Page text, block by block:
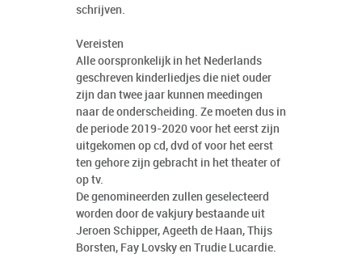
schrijven.
Vereisten
Alle oorspronkelijk in het Nederlands
geschreven kinderliedjes die niet ouder
zijn dan twee jaar kunnen meedingen
naar de onderscheiding. Ze moeten dus in
de periode 2019-2020 voor het eerst zijn
uitgekomen op cd, dvd of voor het eerst
ten gehore zijn gebracht in het theater of
op tv.
De genomineerden zullen geselecteerd
worden door de vakjury bestaande uit
Jeroen Schipper, Ageeth de Haan, Thijs
Borsten, Fay Lovsky en Trudie Lucardie.